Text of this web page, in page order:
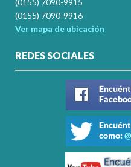
(0155) 7090-9915
(0155) 7090-9916
Ver mapa de ubicación
REDES SOCIALES